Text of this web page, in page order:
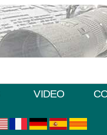
VIDEO